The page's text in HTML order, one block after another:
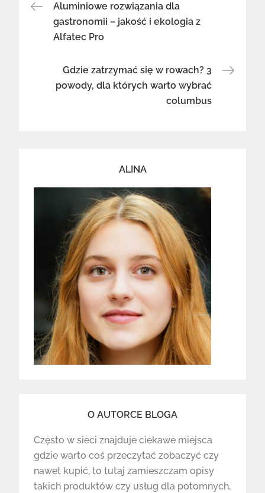
Nawigacja
wpisu
Aluminiowe rozwiązania dla
gastronomii – jakość i ekologia z
Alfatec Pro
Gdzie zatrzymać się w rowach? 3
powody, dla których warto wybrać
columbus
ALINA
O AUTORCE BLOGA
Często w sieci znajduje ciekawe miejsca
gdzie warto coś przeczytać zobaczyć czy
nawet kupić, to tutaj zamieszczam opisy
takich produktów czy usług dla potomnych,